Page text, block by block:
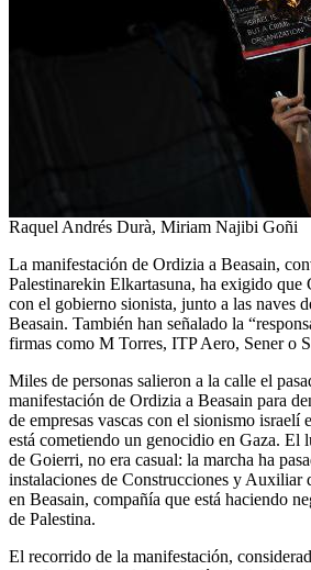
Raquel Andrés Durà, Miriam Najibi Goñi
La manifestación de Ordizia a Beasain,
Palestinarekin Elkartasuna, ha exigido que
con el gobierno sionista, junto a las naves
Beasain. También han señalado la
firmas como M Torres, ITP Aero, Sener o
Miles de personas salieron a la calle el
manifestación de Ordizia a Beasain para
de empresas vascas con el sionismo israelí
está cometiendo un genocidio en Gaza. El
de Goierri, no era casual: la marcha ha
instalaciones de Construcciones y Auxiliar
en Beasain, compañía que está haciendo
de Palestina.
El recorrido de la manifestación,